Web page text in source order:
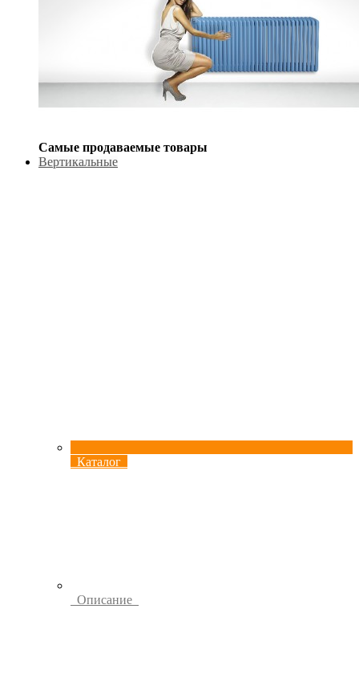
Самые продаваемые товары
Вертикальные
Каталог
Описание